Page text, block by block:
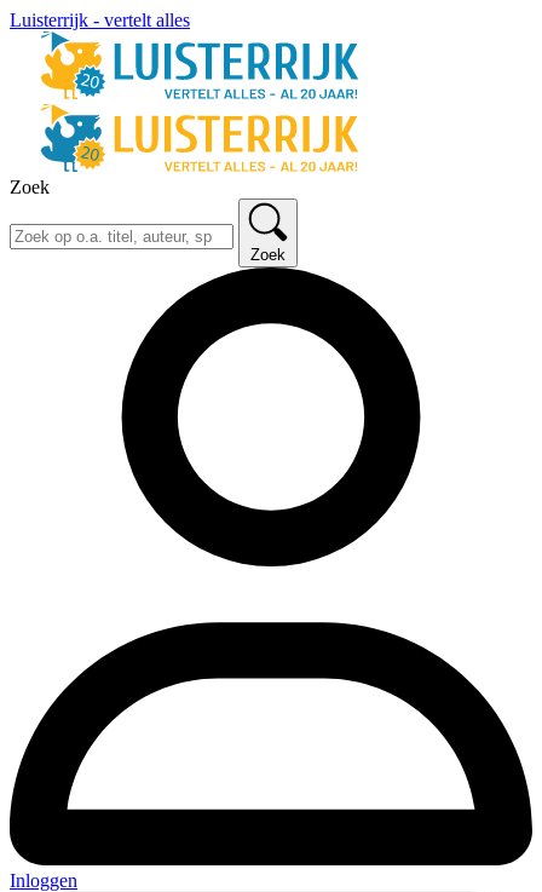
Luisterrijk - vertelt alles
Zoek
Zoek
Inloggen